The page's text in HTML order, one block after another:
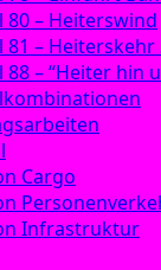
80 – Heiterswind
81 – Heiterskehr
88 – “Heiter hin
Cargo
Infrastruktur